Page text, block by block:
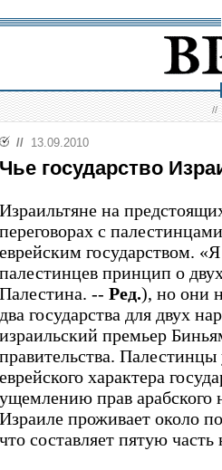
//
// 13.09.2010
Чье государство
Израильтяне на
переговорах с
еврейским государством.
палестинцев принцип о
Палестина. -- Ред.), но они
два государства для двух
израильский премьер
правительства.
еврейского характера
ущемлению прав арабского
Израиле проживает около
что составляет пятую часть